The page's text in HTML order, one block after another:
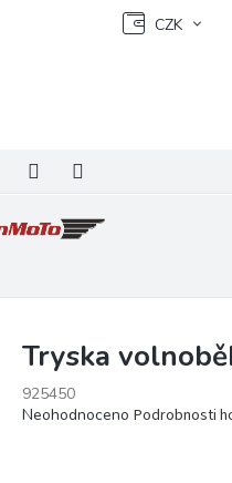
CZK
Tryska
925450
Průměrné
Neohodnoceno Podrobnosti